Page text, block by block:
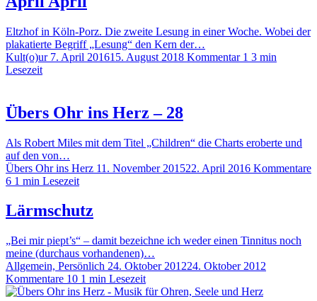
Eltzhof in Köln-Porz. Die zweite Lesung in einer Woche. Wobei der
plakatierte Begriff „Lesung“ den Kern der…
Kult(o)ur 7. April 201615. August 2018 Kommentar 1 3 min
Lesezeit
Übers Ohr ins Herz – 28
Als Robert Miles mit dem Titel „Children“ die Charts eroberte und
auf den von…
Übers Ohr ins Herz 11. November 201522. April 2016 Kommentare
6 1 min Lesezeit
Lärmschutz
„Bei mir piept’s“ – damit bezeichne ich weder einen Tinnitus noch
meine (durchaus vorhandenen)…
Allgemein, Persönlich 24. Oktober 201224. Oktober 2012
Kommentare 10 1 min Lesezeit